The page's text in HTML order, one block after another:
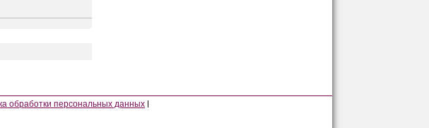
обработки персональных данных